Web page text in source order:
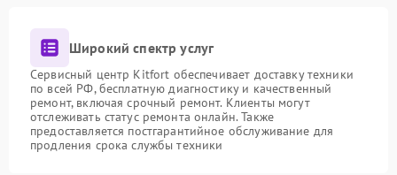
Широкий спектр услуг
Сервисный центр Kitfort обеспечивает доставку техники
по всей РФ, бесплатную диагностику и качественный
ремонт, включая срочный ремонт. Клиенты могут
отслеживать статус ремонта онлайн. Также
предоставляется постгарантийное обслуживание для
продления срока службы техники